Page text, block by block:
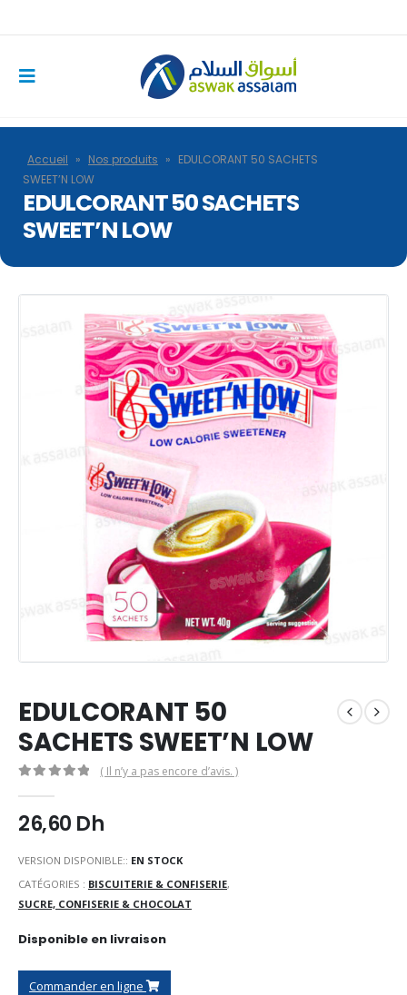
Accueil » Nos produits » EDULCORANT 50 SACHETS
SWEET’N LOW
EDULCORANT 50 SACHETS
SWEET’N LOW
EDULCORANT 50
SACHETS SWEET’N LOW
( Il n’y a pas encore d’avis. )
26,60 Dh
VERSION DISPONIBLE:: EN STOCK
CATÉGORIES : BISCUITERIE & CONFISERIE,
SUCRE, CONFISERIE & CHOCOLAT
Disponible en livraison
Commander en ligne